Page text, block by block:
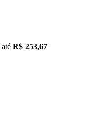
até R$ 253,67